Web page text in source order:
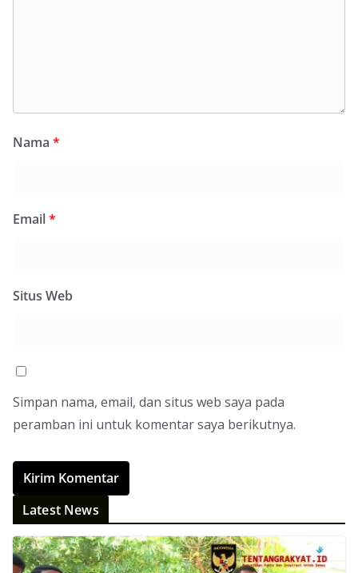
Nama *
Email*
Situs Web
Simpan nama, email, dan situs web saya pada
peramban ini untuk komentar saya berikutnya.
Latest News